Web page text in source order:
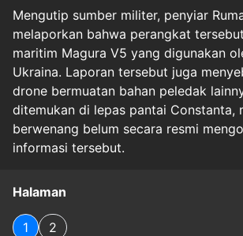
Mengutip sumber militer, penyiar
melaporkan bahwa perangkat
maritim Magura V5 yang digunakan
Ukraina. Laporan tersebut juga
drone bermuatan bahan peledak
ditemukan di lepas pantai Constanta,
berwenang belum secara resmi
informasi tersebut.
Halaman
1 2